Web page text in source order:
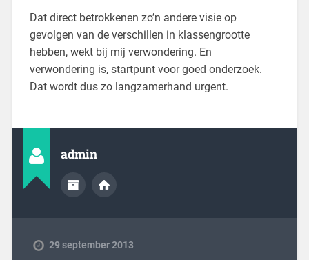
Dat direct betrokkenen zo’n andere visie op
gevolgen van de verschillen in klassengrootte
hebben, wekt bij mij verwondering. En
verwondering is, startpunt voor goed onderzoek.
Dat wordt dus zo langzamerhand urgent.
admin
29 september 2013